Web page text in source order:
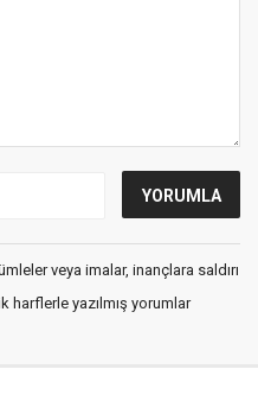
veya imalar, inançlara saldırı
harflerle yazılmış yorumlar